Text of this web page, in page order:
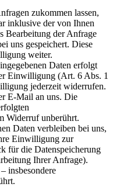
zukommen lassen,
inklusive der von Ihnen
Bearbeitung der Anfrage
uns gespeichert. Diese
weiter.
Daten erfolgt
Einwilligung (Art. 6 Abs. 1
jederzeit widerrufen.
E-Mail an uns. Die
Widerruf unberührt.
Daten verbleiben bei uns,
Einwilligung zur
für die Datenspeicherung
Ihrer Anfrage).
insbesondere